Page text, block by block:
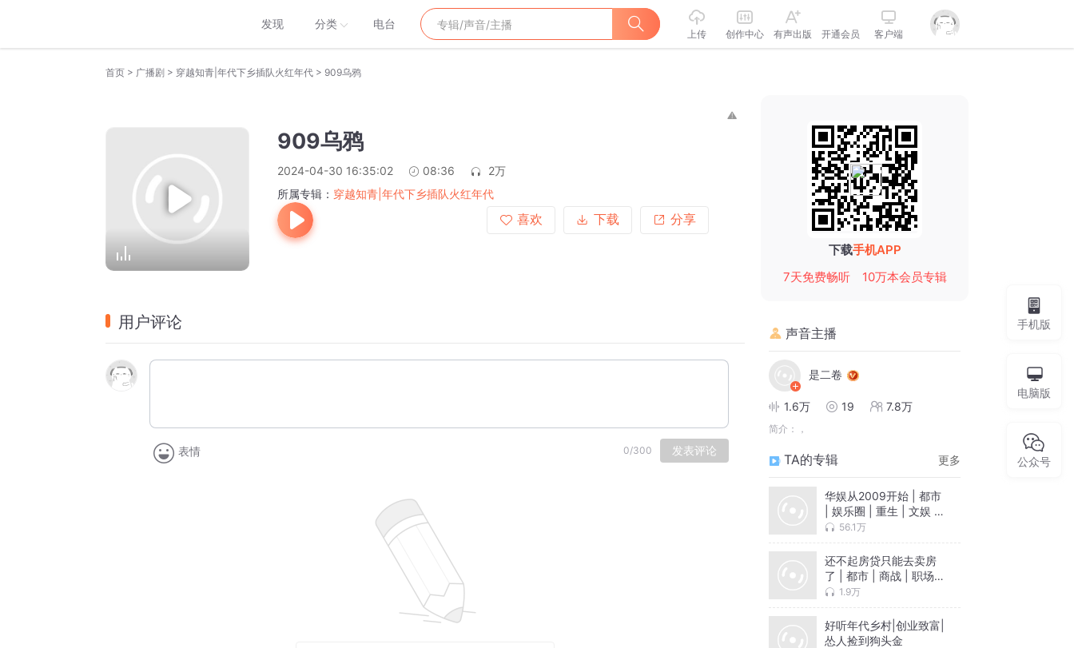
发现 分类 电台
上传 创作中心 有声出版 开通会员 客户端
首页 > 广播剧 > 穿越知青|年代下乡插队火红年代 > 909乌鸦
909乌鸦
2024-04-30 16:35:02 08:36
2万
所属专辑： 穿越知青|年代下乡插队火红年代
喜欢
下载 分享
用户评论
表情 0/300 发表评论
下载手机APP
7天免费畅听
10万本会员专辑
声音主播
是二卷
1.6万 19 7.8万
简介： ，
TA的专辑 更多
华娱从2009开始 | 都市
| 娱乐圈 | 重生 | 文娱 |
轻松 | 年代 | 爽文
56.1万
还不起房贷只能去卖房
了 | 都市 | 商战 | 职场 |
爽文 | 发家致富 | 职业
1.9万
好听年代乡村|创业致富|
怂人捡到狗头金
手机版
电脑版
公众号